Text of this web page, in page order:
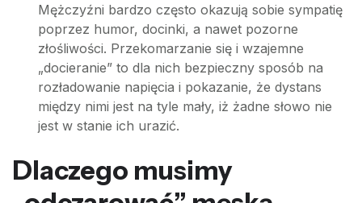
Mężczyźni bardzo często okazują sobie sympatię
poprzez humor, docinki, a nawet pozorne
złośliwości. Przekomarzanie się i wzajemne
„docieranie” to dla nich bezpieczny sposób na
rozładowanie napięcia i pokazanie, że dystans
między nimi jest na tyle mały, iż żadne słowo nie
jest w stanie ich urazić.
Dlaczego musimy